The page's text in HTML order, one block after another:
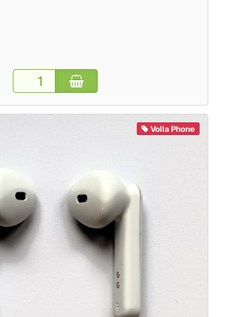
Volla Phone